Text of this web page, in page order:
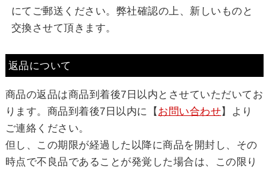
にてご郵送ください。弊社確認の上、新しいものと
交換させて頂きます。
返品について
商品の返品は商品到着後7日以内とさせていただいてお
ります。商品到着後7日以内に【 お問い合わせ】より
ご連絡ください。
但し、この期限が経過した以降に商品を開封し、その
時点で不良品であることが発覚した場合は、この限り